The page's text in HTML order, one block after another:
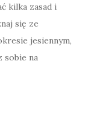
kilka zasad i
się ze
jesiennym,
sobie na